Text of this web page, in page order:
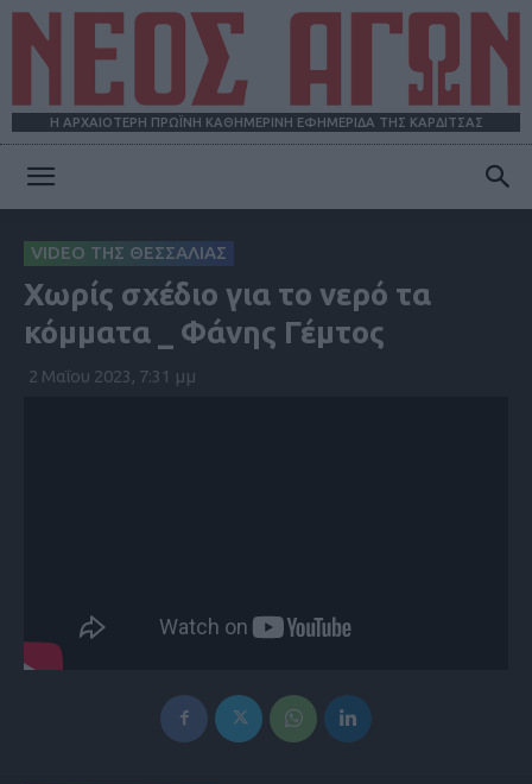
Η ΑΡΧΑΙΟΤΕΡΗ ΠΡΩΪΝΗ ΚΑΘΗΜΕΡΙΝΗ ΕΦΗΜΕΡΙΔΑ ΤΗΣ ΚΑΡΔΙΤΣΑΣ
ΑΓΩΝ
VIDEO ΤΗΣ ΘΕΣΣΑΛΙΑΣ
Χωρίς σχέδιο για το νερό τα
κόμματα _ Φάνης Γέμτος
2 Μαΐου 2023, 7:31 μμ